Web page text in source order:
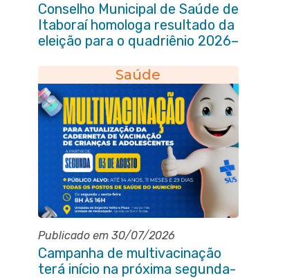
Conselho Municipal de Saúde de
Itaboraí homologa resultado da
eleição para o quadriênio 2026–
Saúde
Publicado em 30/07/2026
Campanha de multivacinação
terá início na próxima segunda-